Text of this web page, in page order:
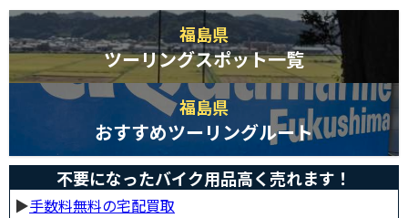
福島県
ツーリングスポット一覧
福島県
おすすめツーリングルート
不要になったバイク用品高く売れます！
▶︎手数料無料の宅配買取